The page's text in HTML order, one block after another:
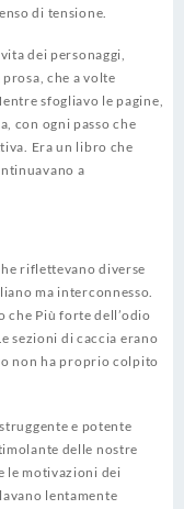
di tensione.
dei personaggi,
che a volte
sfogliavo le pagine,
con ogni passo che
Era un libro che
a
riflettevano diverse
ma interconnesso.
che Più forte dell’odio
sezioni di caccia erano
non ha proprio colpito
e potente
delle nostre
le motivazioni dei
lentamente